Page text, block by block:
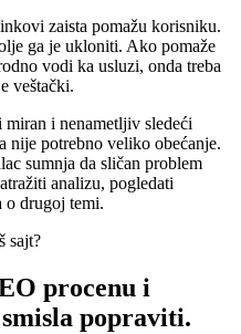
zaista pomažu korisniku.
ga je ukloniti. Ako pomaže
vodi ka usluzi, onda treba
veštački.
i nenametljiv sledeći
nije potrebno veliko obećanje.
sumnja da sličan problem
analizu, pogledati
o drugoj temi.
sajt?
procenu i
popraviti.